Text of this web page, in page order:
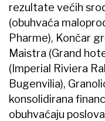
rezultate većih
(obuhvaća
Pharme), Končar
Maistra (Grand
(Imperial Riviera
Bugenvilia),
konsolidirana
obuhvaćaju